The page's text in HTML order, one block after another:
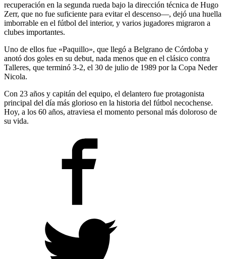
recuperación en la segunda rueda bajo la dirección técnica de Hugo
Zerr, que no fue suficiente para evitar el descenso—, dejó una huella
imborrable en el fútbol del interior, y varios jugadores migraron a
clubes importantes.
Uno de ellos fue «Paquillo», que llegó a Belgrano de Córdoba y
anotó dos goles en su debut, nada menos que en el clásico contra
Talleres, que terminó 3-2, el 30 de julio de 1989 por la Copa Neder
Nicola.
Con 23 años y capitán del equipo, el delantero fue protagonista
principal del día más glorioso en la historia del fútbol necochense.
Hoy, a los 60 años, atraviesa el momento personal más doloroso de
su vida.